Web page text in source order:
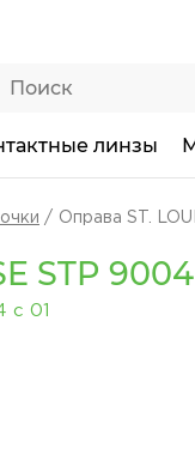
линзы
Оправа ST.
STP 9004